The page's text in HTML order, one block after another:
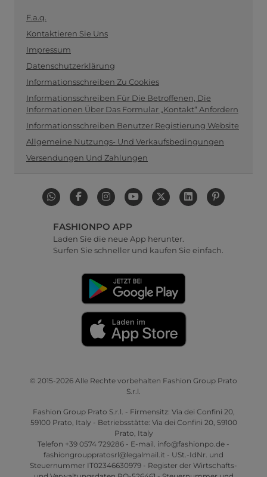
F.a.q.
Kontaktieren Sie Uns
Impressum
Datenschutzerklärung
Informationsschreiben Zu Cookies
Informationsschreiben Für Die Betroffenen, Die
Informationen Über Das Formular „Kontakt“ Anfordern
Informationsschreiben Benutzer Registierung Website
Allgemeine Nutzungs- Und Verkaufsbedingungen
Versendungen Und Zahlungen
FASHIONPO APP
Laden Sie die neue App herunter.
Surfen Sie schneller und kaufen Sie einfach.
© 2015-2026 Alle Rechte vorbehalten Fashion Group Prato
S.r.l.
Fashion Group Prato S.r.l. - Firmensitz: Via dei Confini 20,
59100 Prato, Italy - Betriebsstätte: Via dei Confini 20, 59100
Prato, Italy
Telefon +39 0574 729286 - E-mail. info@fashionpo.de -
fashiongrouppratosrl@legalmail.it - USt.-IdNr. und
Steuernummer IT02346630979 - Register der Wirtschafts-